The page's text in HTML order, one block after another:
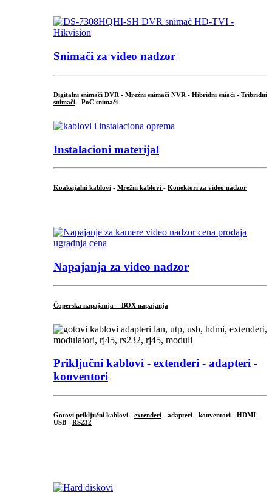
Snimači za video nadzor
Digitalni snimači DVR - Mrežni snimači NVR - Hibridni sniači - Tribridni
snimači - PoC snimači
Instalacioni materijal
Koaksijalni kablovi - Mrežni kablovi - Konektori za video nadzor
Napajanja za video nadzor
Čoperska napajanja - BOX napajanja
Priključni kablovi - extenderi - adapteri -
konventori
Gotovi priključni kablovi - extenderi - adapteri - konventori - HDMI -
USB - RS232